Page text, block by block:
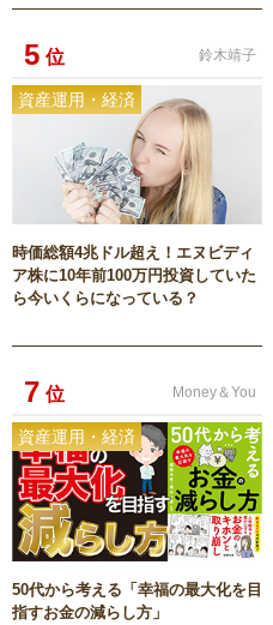
5 位
資産運用・経済
鈴木靖子
時価総額4兆ドル超え！エヌビディ
ア株に10年前100万円投資していた
ら今いくらになっている？
7 位
資産運用・経済
Money＆You
50代から考える「幸福の最大化を目
指すお金の減らし方」